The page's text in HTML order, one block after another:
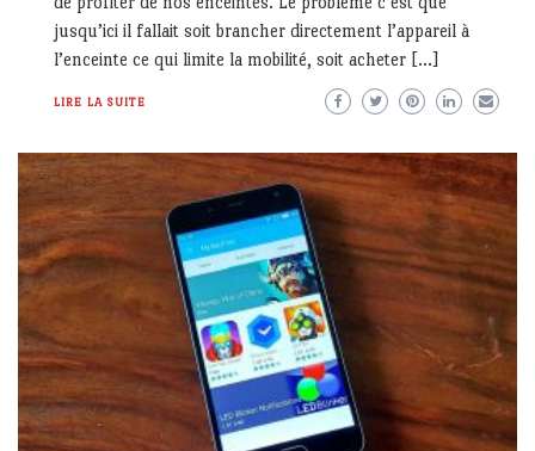
jusqu’ici il fallait soit brancher directement l’appareil à
l’enceinte ce qui limite la mobilité, soit acheter […]
LIRE LA SUITE